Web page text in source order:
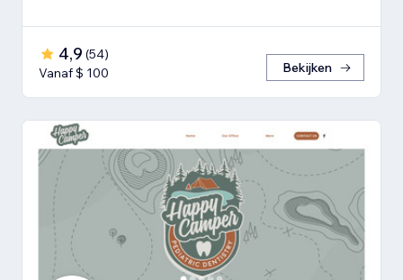
4,9 (54)
Vanaf $ 100
Bekijken